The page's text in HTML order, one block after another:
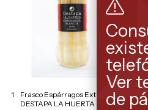
1
Frasco Espárragos Extra Gruesos
DESTAPA LA HUERTA - Fmto. 370
1
Ver
de